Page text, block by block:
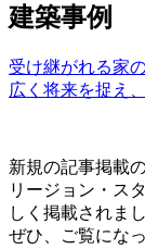
建築事例
受け継がれる家
広く将来を捉え
新規の記事掲載
リージョン・ス
しく掲載されまし
ぜひ、ご覧にな